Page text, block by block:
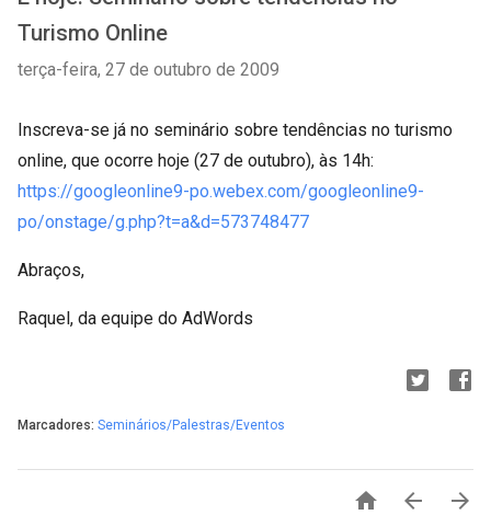
Turismo Online
terça-feira, 27 de outubro de 2009
Inscreva-se já no seminário sobre tendências no turismo
online, que ocorre hoje (27 de outubro), às 14h:
https://googleonline9-po.webex.com/googleonline9-
po/onstage/g.php?t=a&d=573748477
Abraços,
Raquel, da equipe do AdWords
Marcadores: Seminários/Palestras/Eventos
  